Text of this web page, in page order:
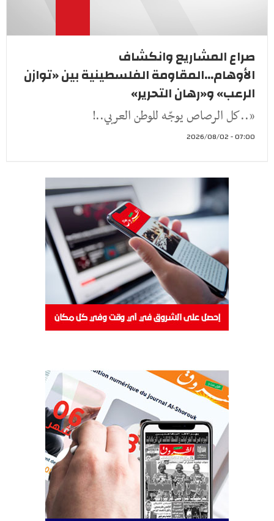
صراع المشاريع وانكشاف
الأوهام...المقاومة الفلسطينية بين «توازن
الرعب» و«رهان التحرير»
«..كل الرصاص يوجّه للوطن العربي..!
07:00 - 2026/08/02